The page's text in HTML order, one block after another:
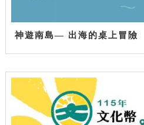
神遊南島— 出海的桌上冒險